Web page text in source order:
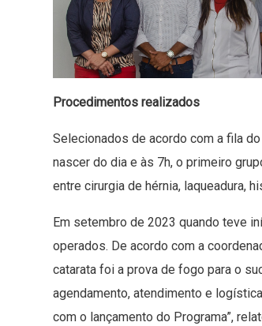
Procedimentos realizados
Selecionados de acordo com a fila
nascer do dia e às 7h, o primeiro
entre cirurgia de hérnia, laqueadura,
Em setembro de 2023 quando teve
operados. De acordo com a
catarata foi a prova de fogo para o
agendamento, atendimento e
com o lançamento do Programa”,